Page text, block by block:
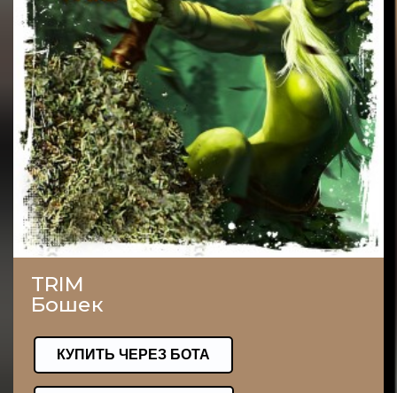
TRIM
Бошек
КУПИТЬ ЧЕРЕЗ БОТА